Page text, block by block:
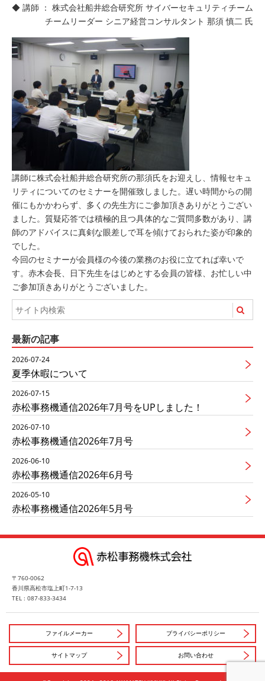
◆ 講師 ： 株式会社船井総合研究所 サイバーセキュリティチーム
チームリーダー シニア経営コンサルタント 那須 慎二 氏
講師に株式会社船井総合研究所の那須氏をお迎えし、情報セキュ
リティについてのセミナーを開催致しました。遅い時間からの開
催にもかかわらず、多くの先生方にご参加頂きありがとうござい
ました。質疑応答では積極的且つ具体的なご質問多数があり、講
師のアドバイスに真剣な眼差しで耳を傾けておられた姿が印象的
でした。
今回のセミナーが会員様の今後の業務のお役に立てれば幸いで
す。赤木会長、日下先生をはじめとする会員の皆様、お忙しい中
ご参加頂きありがとうございました。
最新の記事
2026-07-24
夏季休暇について
2026-07-15
赤松事務機通信2026年7月号をUPしました！
2026-07-10
赤松事務機通信2026年7月号
2026-06-10
赤松事務機通信2026年6月号
2026-05-10
赤松事務機通信2026年5月号
〒760-0062
香川県高松市塩上町1-7-13
TEL : 087-833-3434
ファイルメーカー プライバシーポリシー
サイトマップ お問い合わせ